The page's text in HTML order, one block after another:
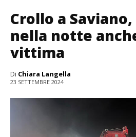
Crollo a
nella notte
vittima
Di Chiara Langella
23 SETTEMBRE 2024